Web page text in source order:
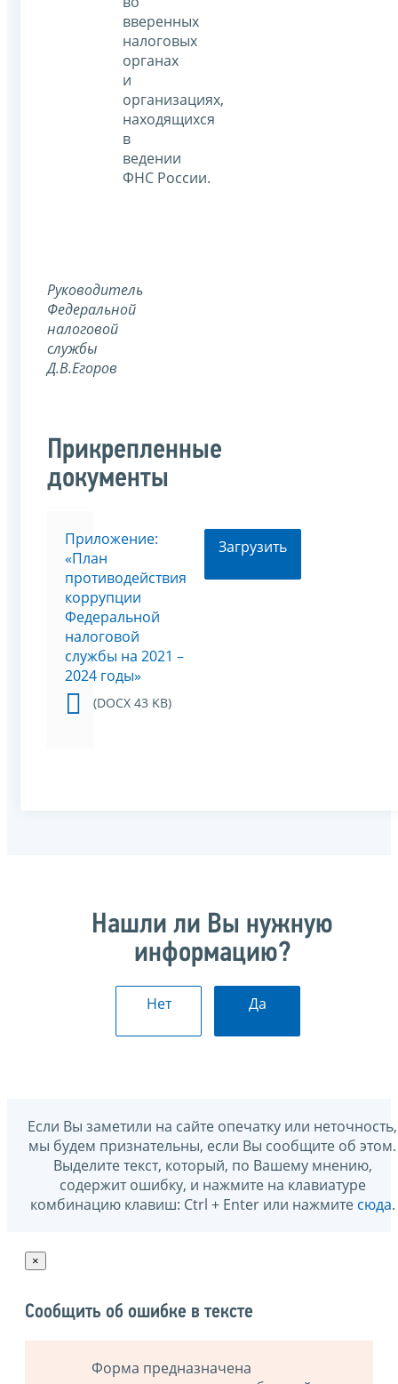
вверенных
налоговых
органах
и
организациях,
находящихся
в
ведении
ФНС России.
Руководитель
Федеральной
налоговой
службы
Д.В.Егоров
Прикрепленные
документы
Приложение:
«План
противодействия
коррупции
Федеральной
налоговой
службы на 2021 –
2024 годы»
(DOCX 43 KB)
Загрузить
Нашли ли Вы нужную
информацию?
Нет Да
Если Вы заметили на сайте опечатку или неточность,
мы будем признательны, если Вы сообщите об этом.
Выделите текст, который, по Вашему мнению,
содержит ошибку, и нажмите на клавиатуре
комбинацию клавиш: Ctrl + Enter или нажмите сюда.
×
Сообщить об ошибке в тексте
Форма предназначена